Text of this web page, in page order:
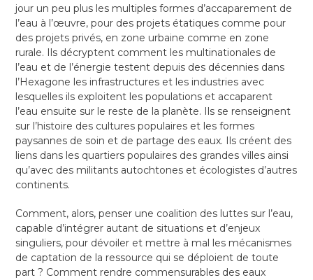
jour un peu plus les multiples formes d’accaparement de
l’eau à l’œuvre, pour des projets étatiques comme pour
des projets privés, en zone urbaine comme en zone
rurale. Ils décryptent comment les multinationales de
l’eau et de l’énergie testent depuis des décennies dans
l’Hexagone les infrastructures et les industries avec
lesquelles ils exploitent les populations et accaparent
l’eau ensuite sur le reste de la planète. Ils se renseignent
sur l’histoire des cultures populaires et les formes
paysannes de soin et de partage des eaux. Ils créent des
liens dans les quartiers populaires des grandes villes ainsi
qu’avec des militants autochtones et écologistes d’autres
continents.
Comment, alors, penser une coalition des luttes sur l’eau,
capable d’intégrer autant de situations et d’enjeux
singuliers, pour dévoiler et mettre à mal les mécanismes
de captation de la ressource qui se déploient de toute
part ? Comment rendre commensurables des eaux